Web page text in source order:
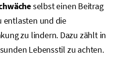
selbst einen Beitrag
entlasten und die
zu lindern. Dazu zählt in
Lebensstil zu achten.